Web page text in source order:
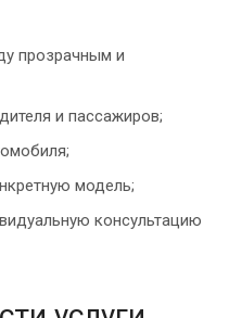
прозрачным и
и пассажиров;
модель;
консультацию